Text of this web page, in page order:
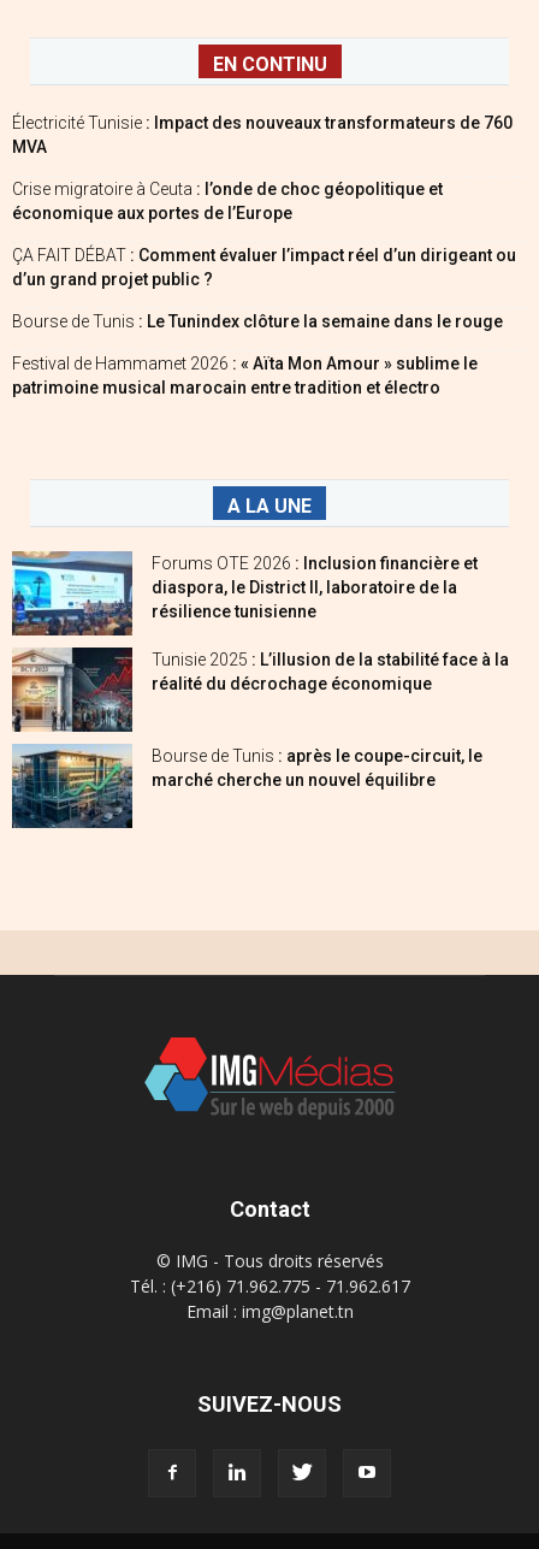
EN CONTINU
Électricité Tunisie : Impact des nouveaux transformateurs de 760
MVA
Crise migratoire à Ceuta : l’onde de choc géopolitique et
économique aux portes de l’Europe
ÇA FAIT DÉBAT : Comment évaluer l’impact réel d’un dirigeant ou
d’un grand projet public ?
Bourse de Tunis : Le Tunindex clôture la semaine dans le rouge
Festival de Hammamet 2026 : « Aïta Mon Amour » sublime le
patrimoine musical marocain entre tradition et électro
A LA UNE
Forums OTE 2026 : Inclusion financière et
diaspora, le District II, laboratoire de la
résilience tunisienne
Tunisie 2025 : L’illusion de la stabilité face à la
réalité du décrochage économique
Bourse de Tunis : après le coupe-circuit, le
marché cherche un nouvel équilibre
Contact
© IMG - Tous droits réservés
Tél. : (+216) 71.962.775 - 71.962.617
Email : img@planet.tn
SUIVEZ-NOUS